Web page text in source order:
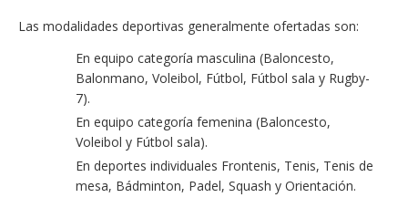
Las modalidades deportivas generalmente ofertadas son:
En equipo categoría masculina (Baloncesto,
Balonmano, Voleibol, Fútbol, Fútbol sala y Rugby-
7).
En equipo categoría femenina (Baloncesto,
Voleibol y Fútbol sala).
En deportes individuales Frontenis, Tenis, Tenis de
mesa, Bádminton, Padel, Squash y Orientación.